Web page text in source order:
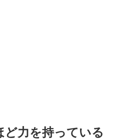
ど力を持っている